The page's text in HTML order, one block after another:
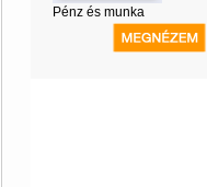
Pénz és munka